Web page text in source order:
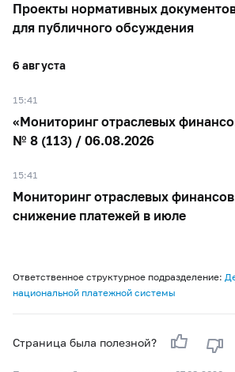
Проекты нормативных
для публичного обсуждения
6 августа
15:41
«Мониторинг отраслевых
№ 8 (113) / 06.08.2026
15:41
Мониторинг отраслевых
снижение платежей в июле
Ответственное структурное подразделение:
национальной платежной системы
Страница была полезной?